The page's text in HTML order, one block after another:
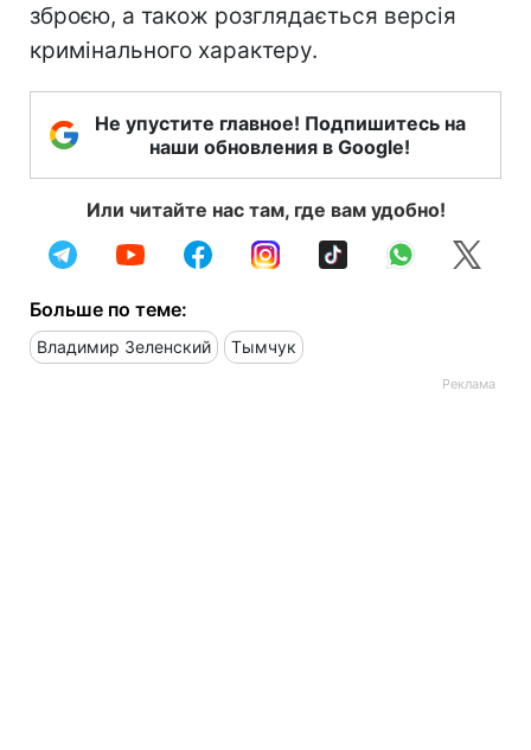
зброєю, а також розглядається версія
кримінального характеру.
Не упустите главное! Подпишитесь на
наши обновления в Google!
Или читайте нас там, где вам удобно!
Больше по теме:
Владимир Зеленский Тымчук